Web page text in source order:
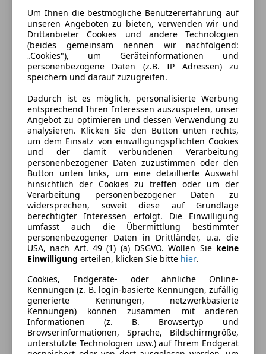
Energieverbrauch
Schadstoffklasse
Euro 6e
Kraftstoff
Elektro/Benzin
Anderer Energieträger
Strom
CO₂-Emissionen
35 g/km (komb.)
Ausstattung
Komfort
2-Zonen-Klimaautomatik
360° Kamera
Armlehne
Berganfahrassistent
Einparkhilfe
Einparkhilfe Rückfahrkamera
Einparkhilfe selbstlenkendes System
Einparkhilfe Sensoren hinten
Einparkhilfe Sensoren vorne
Elektrische Fensterheber
Elektrische Heckklappe
Elektrische Seitenspiegel
Mehr anzeigen
Farbe und Innenausstattung
Außenfarbe
Grau
Farbe laut Hersteller
Quarzitgraumetallic
Lackierung
Metallic
Farbe der
Innenausstattung
Schwarz
Innenausstattung Vollleder
Um Ihnen die bestmögliche Benutzererfahrung auf
unseren Angeboten zu bieten, verwenden wir und
Drittanbieter Cookies und andere Technologien
(beides gemeinsam nennen wir nachfolgend:
„Cookies"), um Geräteinformationen und
personenbezogene Daten (z.B. IP Adressen) zu
speichern und darauf zuzugreifen.
Dadurch ist es möglich, personalisierte Werbung
entsprechend Ihren Interessen auszuspielen, unser
Angebot zu optimieren und dessen Verwendung zu
analysieren. Klicken Sie den Button unten rechts,
um dem Einsatz von einwilligungspflichten Cookies
und der damit verbundenen Verarbeitung
personenbezogener Daten zuzustimmen oder den
Button unten links, um eine detaillierte Auswahl
hinsichtlich der Cookies zu treffen oder um der
Verarbeitung personenbezogener Daten zu
widersprechen, soweit diese auf Grundlage
berechtigter Interessen erfolgt. Die Einwilligung
umfasst auch die Übermittlung bestimmter
personenbezogener Daten in Drittländer, u.a. die
USA, nach Art. 49 (1) (a) DSGVO. Wollen Sie keine
Einwilligung erteilen, klicken Sie bitte hier.
Cookies, Endgeräte- oder ähnliche Online-
Kennungen (z. B. login-basierte Kennungen, zufällig
generierte Kennungen, netzwerkbasierte
Kennungen) können zusammen mit anderen
Informationen (z. B. Browsertyp und
Browserinformationen, Sprache, Bildschirmgröße,
unterstützte Technologien usw.) auf Ihrem Endgerät